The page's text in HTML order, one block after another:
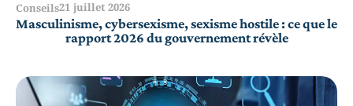
Conseils21 juillet 2026
Masculinisme, cybersexisme, sexisme hostile : ce que le
rapport 2026 du gouvernement révèle